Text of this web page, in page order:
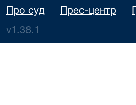
Про суд Прес-центр
v1.38.1